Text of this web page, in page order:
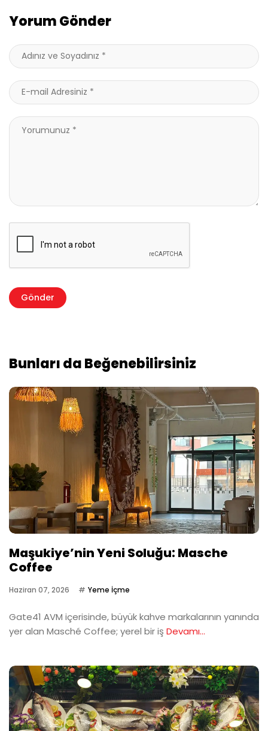
Yorum Gönder
Bunları da Beğenebilirsiniz
Maşukiye’nin Yeni Soluğu: Masche
Coffee
Haziran 07, 2026 Yeme İçme
Gate41 AVM içerisinde, büyük kahve markalarının yanında
yer alan Masché Coffee; yerel bir iş Devamı...